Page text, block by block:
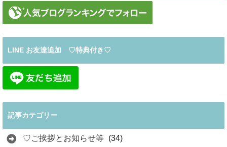
LINE お友達追加 ♡特典付き♡
記事カテゴリー
♡ご挨拶とお知らせ等 (34)